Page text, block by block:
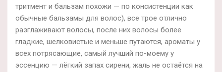
тритмент и бальзам похожи — по консистенции как
обычные бальзамы для волос), все трое отлично
разглаживают волосы, после них волосы более
гладкие, шелковистые и меньше путаются, ароматы у
всех потрясающие, самый лучший по-моему у
эссенцию — лёгкий запах сирени, жаль не остаётся на